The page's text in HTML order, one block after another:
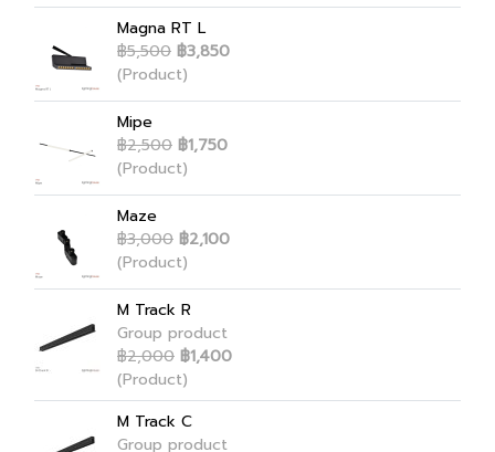
Magna RT L
฿5,500 ฿3,850
(Product)
Mipe
฿2,500 ฿1,750
(Product)
Maze
฿3,000 ฿2,100
(Product)
M Track R
Group product
฿2,000 ฿1,400
(Product)
M Track C
Group product